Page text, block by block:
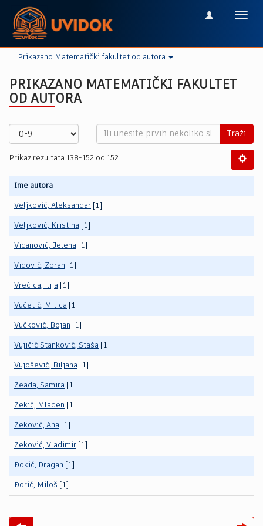
Prikazano Matematički fakultet od autora
PRIKAZANO MATEMATIČKI FAKULTET
OD AUTORA
Traži
Prikaz rezultata 138-152 od 152
Ime autora
Veljković, Aleksandar [1]
Veljković, Kristina [1]
Vicanović, Jelena [1]
Vidović, Zoran [1]
Vrećica, ilija [1]
Vučetić, Milica [1]
Vučković, Bojan [1]
Vujičić Stanković, Staša [1]
Vujošević, Biljana [1]
Zeada, Samira [1]
Zekić, Mladen [1]
Zeković, Ana [1]
Zeković, Vladimir [1]
Đokić, Dragan [1]
Đorić, Miloš [1]